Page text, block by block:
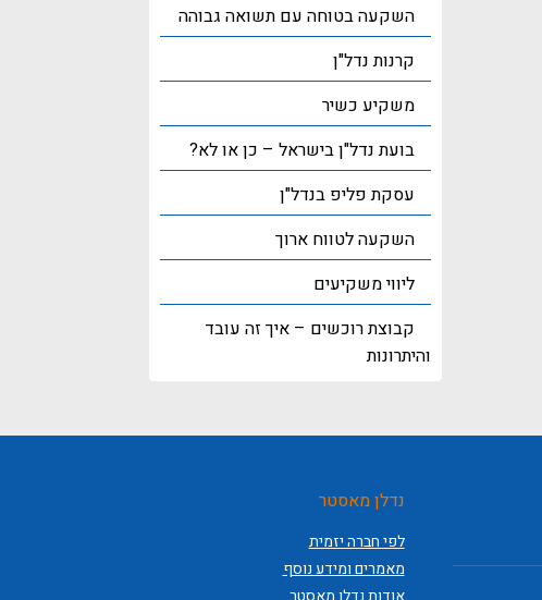
השקעה בטוחה עם תשואה גבוהה
קרנות נדל"ן
משקיע כשיר
בועת נדל"ן בישראל – כן או לא?
עסקת פליפ בנדל"ן
השקעה לטווח ארוך
ליווי משקיעים
קבוצת רוכשים – איך זה עובד
והיתרונות
נדלן מאסטר
לפי חברה יזמית
מאמרים ומידע נוסף